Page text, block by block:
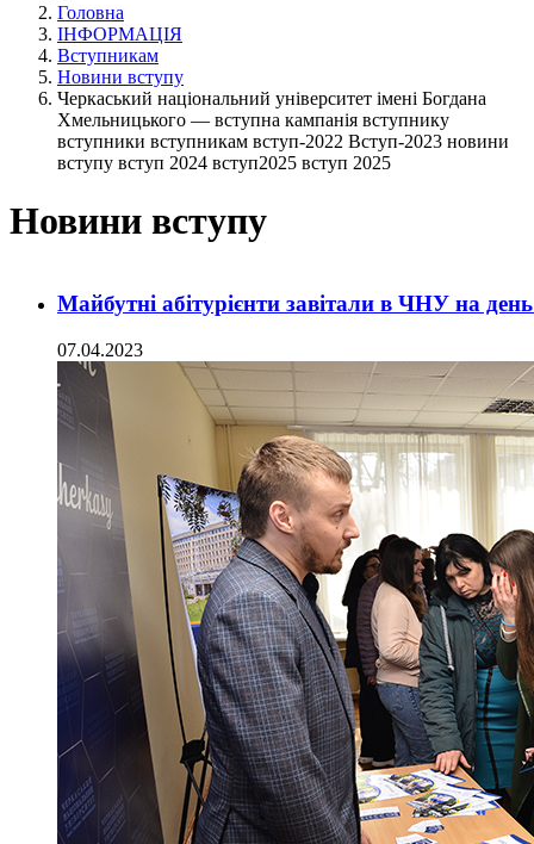
Головна
ІНФОРМАЦІЯ
Вступникам
Новини вступу
Черкаський національний університет імені Богдана
Хмельницького — вступна кампанія вступнику
вступники вступникам вступ-2022 Вступ-2023 новини
вступу вступ 2024 вступ2025 вступ 2025
Новини вступу
Майбутні абітурієнти завітали в ЧНУ на
07.04.2023